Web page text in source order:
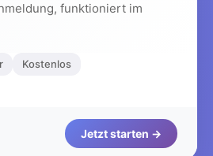
funktioniert im
Kostenlos
Jetzt starten →